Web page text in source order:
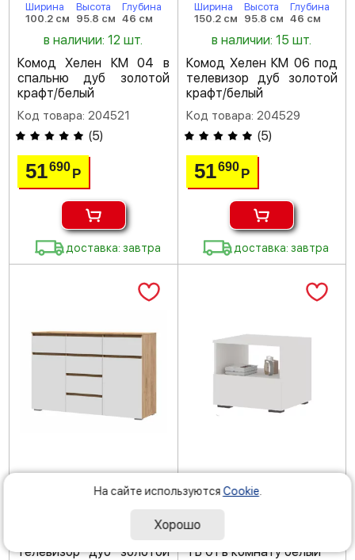
Ширина
100.2 см
Высота
95.8 см
Глубина
46 см
в наличии: 12 шт.
Комод Хелен КМ 04 в
спальню дуб золотой
крафт/белый
Код товара: 204521
(5)
51690Р
доставка: завтра
Ширина
150.2 см
Высота
95.8 см
Глубина
46 см
в наличии: 15 шт.
Комод Хелен КМ 06 под
телевизор дуб золотой
крафт/белый
Код товара: 204529
(5)
51690 Р
доставка: завтра
95.8 см 46 см
Комод Хелен КМ 05 под
телевизор дуб золотой
50.2 см 44.2 см
ТБ 01 в комнату белый
На сайте используются Cookie
Хорошо